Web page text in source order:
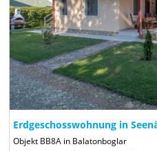
Erdgeschosswohnung in
Objekt BB8A in Balatonboglar